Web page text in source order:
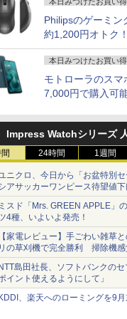
Philipsのゲーミン
約1,200円オトク！
本日みつけたお買い
モトローラのスマ
7,000円で購入可
Impress Watchシリーズ
24時間 1週間
ニクロ、今日から「お盆特別
アサッカーワンピース待望値
ョーツは1990円に
スド「Mrs. GREEN APPLE」
4種、いよいよ発売！
家電レビュー】手ごわい雑草
の草刈機で完全勝利 掃除機感
島田社長、ソフトバンクのセ
イント使えるようにして」
、楽天へのローミングを9月